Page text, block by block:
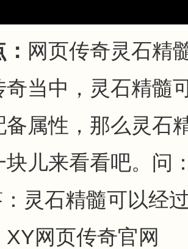
网页传奇灵石精
奇当中，灵石精髓
备属性，那么灵石
块儿来看看吧。问
灵石精髓可以经
XY网页传奇官网